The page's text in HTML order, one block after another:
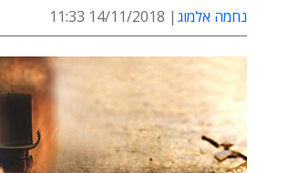
נחמה אלמוג 14/11/2018 11:33